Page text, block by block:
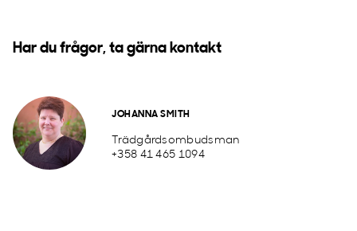
Har du frågor, ta gärna kontakt
JOHANNA SMITH
Trädgårdsombudsman
+358 41 465 1094